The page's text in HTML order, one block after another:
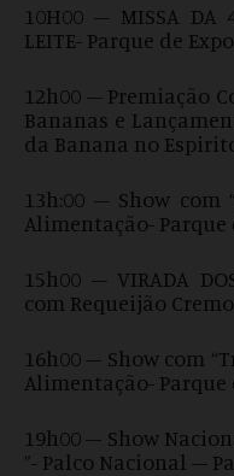
10H00 – MISSA DA
LEITE- Parque de
12h00 – Premiação
Bananas e
da Banana no
13h:00 – Show com
Alimentação- Parque
15h00 – VIRADA
com Requeijão
16h00 – Show com
Alimentação- Parque
19h00 – Show
”- Palco Nacional –